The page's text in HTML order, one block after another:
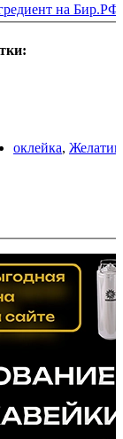
на Бир.РФ
оклейка, Желатин